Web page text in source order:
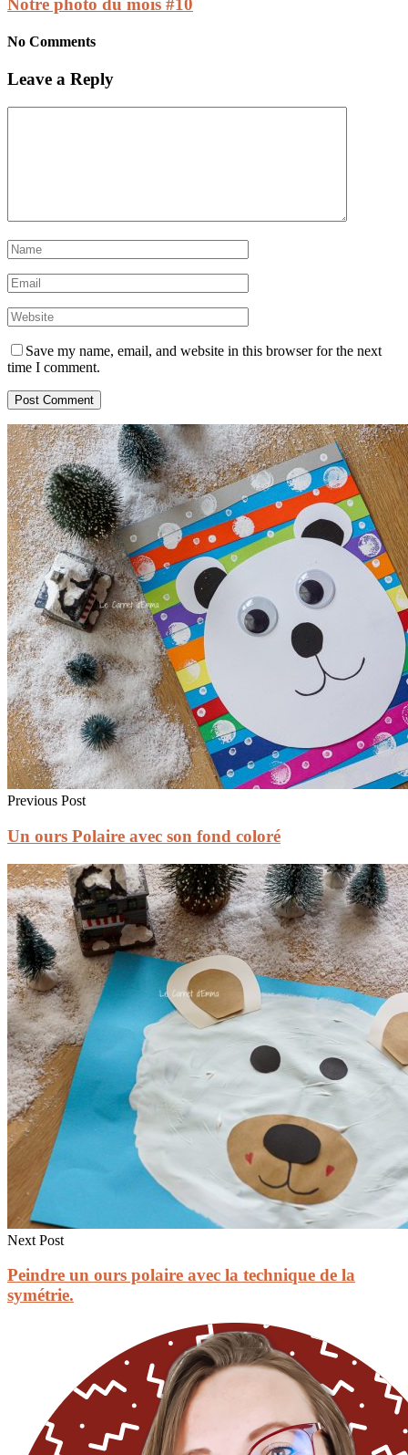
Notre photo du mois #10
No Comments
Leave a Reply
Save my name, email, and website in this browser for the next
time I comment.
Previous Post
Un ours Polaire avec son fond coloré
Next Post
Peindre un ours polaire avec la technique de la
symétrie.